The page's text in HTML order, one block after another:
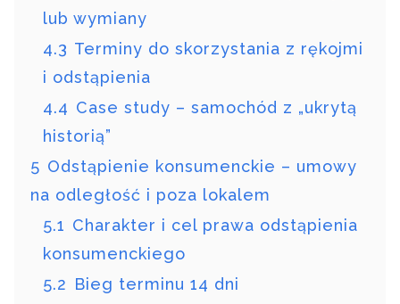
lub wymiany
4.3 Terminy do skorzystania z rękojmi
i odstąpienia
4.4 Case study – samochód z „ukrytą
historią”
5 Odstąpienie konsumenckie – umowy
na odległość i poza lokalem
5.1 Charakter i cel prawa odstąpienia
konsumenckiego
5.2 Bieg terminu 14 dni